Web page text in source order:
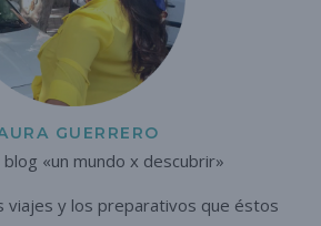
GUERRERO
«un mundo x descubrir»
viajes y los preparativos que éstos